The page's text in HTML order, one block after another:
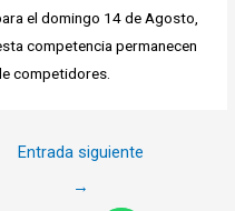
el domingo 14 de Agosto,
competencia permanecen
competidores.
Entrada siguiente
→